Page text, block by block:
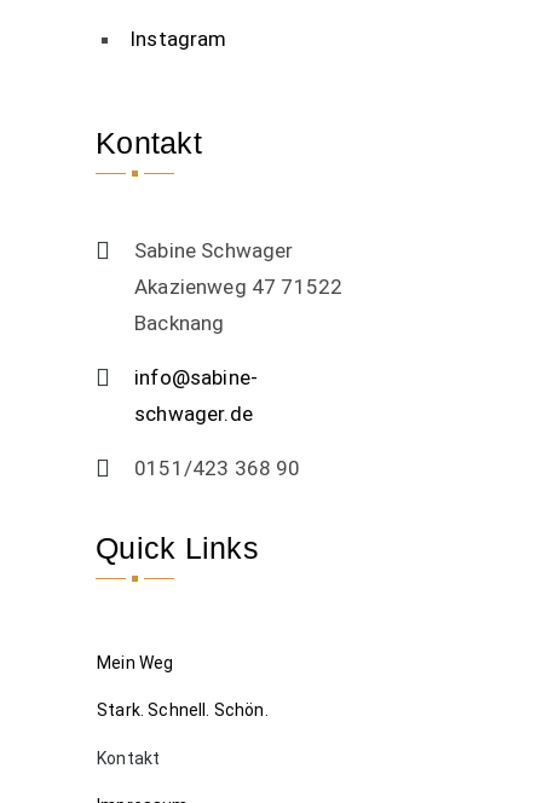
Instagram
Kontakt
Sabine Schwager
Akazienweg 47 71522
Backnang
info@sabine-
schwager.de
0151/423 368 90
Quick Links
Mein Weg
Stark. Schnell. Schön.
Kontakt